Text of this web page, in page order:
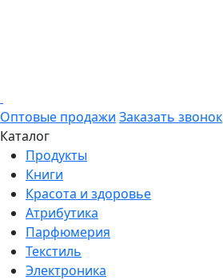
Оптовые продажи Заказать звонок
Каталог
Продукты
Книги
Красота и здоровье
Атрибутика
Парфюмерия
Текстиль
Электроника